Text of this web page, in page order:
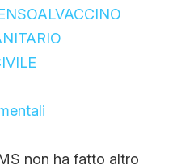
non ha fatto altro